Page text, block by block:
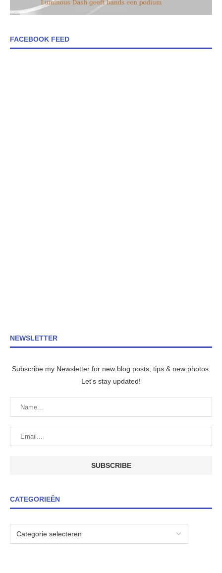
FACEBOOK FEED
NEWSLETTER
Subscribe my Newsletter for new blog posts, tips & new photos.
Let's stay updated!
CATEGORIEËN